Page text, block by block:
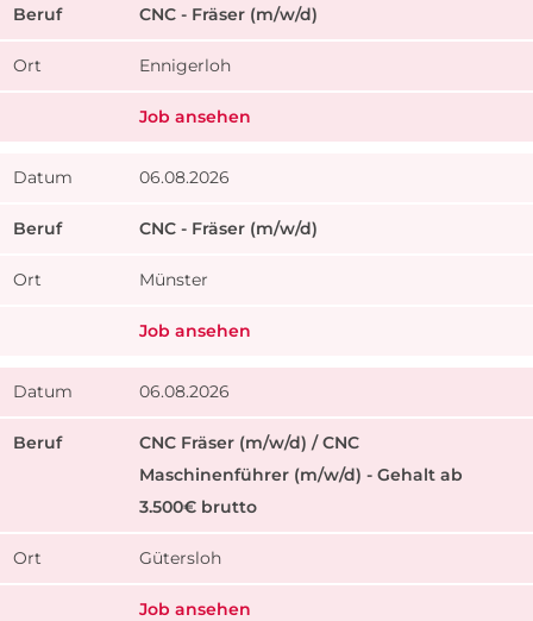
CNC - Fräser (m/w/d)
Ennigerloh
Job ansehen
06.08.2026
CNC - Fräser (m/w/d)
Münster
Job ansehen
06.08.2026
CNC Fräser (m/w/d) / CNC
Maschinenführer (m/w/d) - Gehalt ab
3.500€ brutto
Gütersloh
Job ansehen